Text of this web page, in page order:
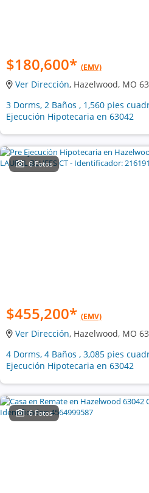
$180,600* (EMV)
Ver Dirección, Hazelwood, MO
3 Dorms, 2 Baños , 1,560 pies
Ejecución Hipotecaria en 63042
6 Fotos
$455,200* (EMV)
Ver Dirección, Hazelwood, MO
4 Dorms, 4 Baños , 3,085 pies
Ejecución Hipotecaria en 63042
6 Fotos